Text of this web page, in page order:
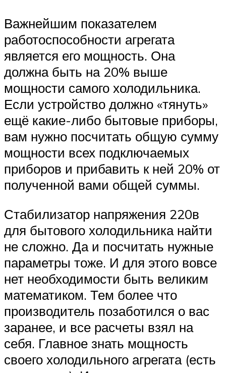
Важнейшим показателем
работоспособности агрегата
является его мощность. Она
должна быть на 20% выше
мощности самого холодильника.
Если устройство должно «тянуть»
ещё какие-либо бытовые приборы,
вам нужно посчитать общую сумму
мощности всех подключаемых
приборов и прибавить к ней 20% от
полученной вами общей суммы.
Стабилизатор напряжения 220в
для бытового холодильника найти
не сложно. Да и посчитать нужные
параметры тоже. И для этого вовсе
нет необходимости быть великим
математиком. Тем более что
производитель позаботился о вас
заранее, и все расчеты взял на
себя. Главное знать мощность
своего холодильного агрегата (есть